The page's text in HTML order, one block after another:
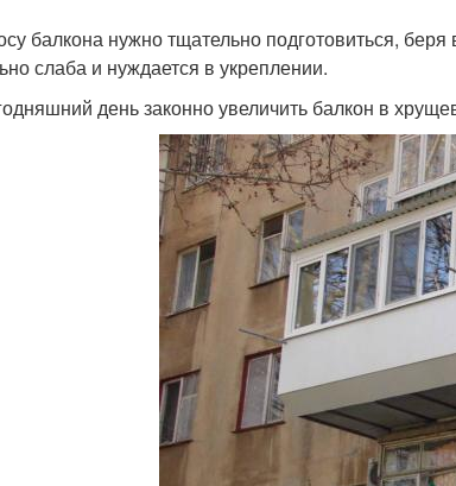
балкона нужно тщательно подготовиться,
слаба и нуждается в укреплении.
день законно увеличить балкон в